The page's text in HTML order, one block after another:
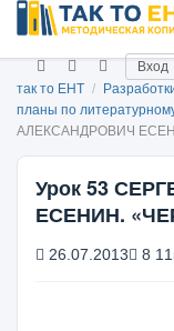
Вход
так то ЕНТ /
планы по
АЛЕКСАНДРОВИЧ
Урок 53
ЕСЕНИН.
26.07.2013 8